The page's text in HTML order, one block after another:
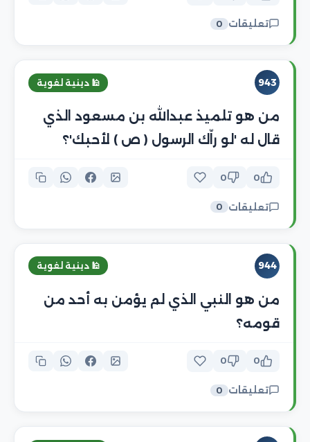
تعليقات 0
943 🕌 دينية لغوية
من هو تلميذ عبدالله بن مسعود الذي
قال له 'لو راّك الرسول ( ص ) لأحبك'؟
0
0
تعليقات 0
944 🕌 دينية لغوية
من هو النبي الذي لم يؤمن به أحد من
قومه؟
0
0
تعليقات 0